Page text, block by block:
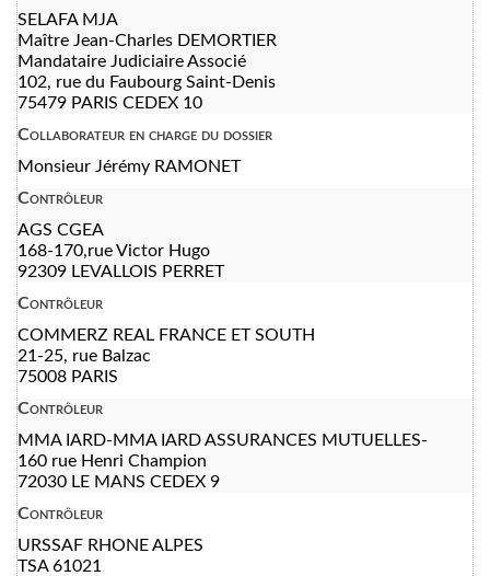
SELAFA MJA
Maître Jean-Charles DEMORTIER
Mandataire Judiciaire Associé
102, rue du Faubourg Saint-Denis
75479 PARIS CEDEX 10
Collaborateur en charge du dossier
Monsieur Jérémy RAMONET
Contrôleur
AGS CGEA
168-170,rue Victor Hugo
92309 LEVALLOIS PERRET
Contrôleur
COMMERZ REAL FRANCE ET SOUTH
21-25, rue Balzac
75008 PARIS
Contrôleur
MMA IARD-MMA IARD ASSURANCES MUTUELLES-
160 rue Henri Champion
72030 LE MANS CEDEX 9
Contrôleur
URSSAF RHONE ALPES
TSA 61021